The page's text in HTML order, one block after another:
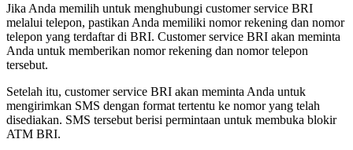
Jika Anda memilih untuk menghubungi customer service BRI
melalui telepon, pastikan Anda memiliki nomor rekening dan nomor
telepon yang terdaftar di BRI. Customer service BRI akan meminta
Anda untuk memberikan nomor rekening dan nomor telepon
tersebut.
Setelah itu, customer service BRI akan meminta Anda untuk
mengirimkan SMS dengan format tertentu ke nomor yang telah
disediakan. SMS tersebut berisi permintaan untuk membuka blokir
ATM BRI.